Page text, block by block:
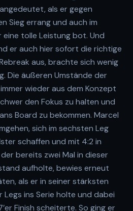
als er gegen
Sieg errang und auch im
eine tolle Leistung bot. Und
er auch hier sofort die richtige
aus, brachte sich wenig
Die äußeren Umstände der
wieder aus dem Konzept
den Fokus zu halten und
Board zu bekommen. Marcel
sich im sechsten Leg
schaffen und mit 4:2 in
bereits zwei Mal in dieser
aufholte, bewies erneut
als er in seiner stärksten
Legs ins Serie holte und dabei
Finish scheiterte. So ging er